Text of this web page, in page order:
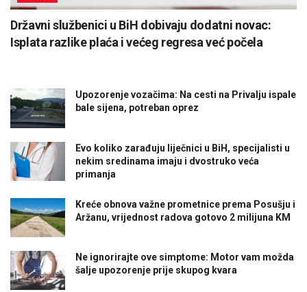
Državni službenici u BiH dobivaju dodatni novac:
Isplata razlike plaća i većeg regresa već počela
Upozorenje vozačima: Na cesti na Privalju ispale
bale sijena, potreban oprez
Evo koliko zarađuju liječnici u BiH, specijalisti u
nekim sredinama imaju i dvostruko veća
primanja
Kreće obnova važne prometnice prema Posušju i
Aržanu, vrijednost radova gotovo 2 milijuna KM
Ne ignorirajte ove simptome: Motor vam možda
šalje upozorenje prije skupog kvara